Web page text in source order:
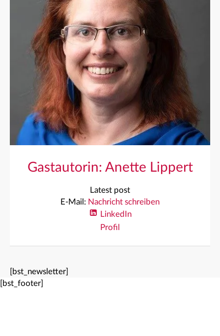
Gastautorin: Anette Lippert
Latest post
E-Mail: Nachricht schreiben
LinkedIn
Profil
[bst_newsletter]
[bst_footer]